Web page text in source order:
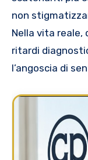
non
Nella vita
ritardi
l’angoscia di